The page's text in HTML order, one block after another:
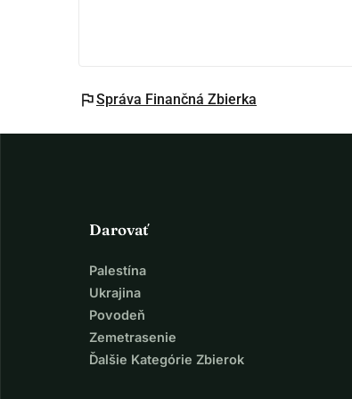
flagSpráva Finančná Zbierka
Darovať
Palestína
Ukrajina
Povodeň
Zemetrasenie
Ďalšie Kategórie Zbierok